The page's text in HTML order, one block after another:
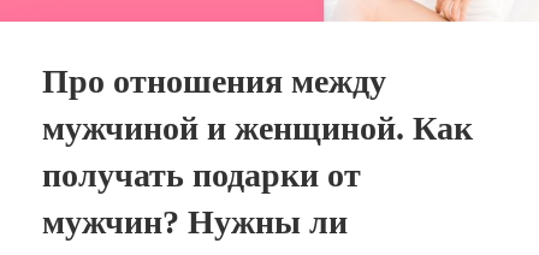
Про отношения между
мужчиной и женщиной. Как
получать подарки от
мужчин? Нужны ли